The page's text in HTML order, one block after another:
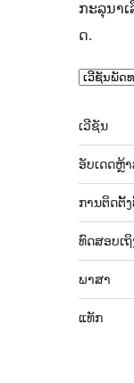
ກະລຸນາ
ດ.
ຂໍ້ມູນ
ກຳກັບ
ເວີຊັນ
ອັບເດດຫຼ້
ການຕິດຕັ້
ທົດສອບເຖິ
ພາສາ
ແທັກ